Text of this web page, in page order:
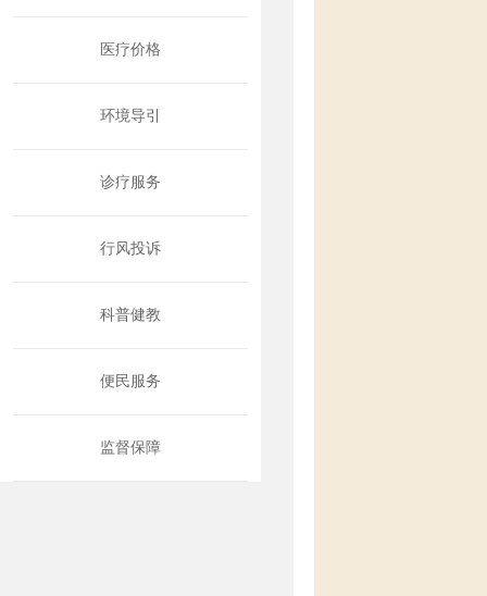
医疗价格
环境导引
诊疗服务
行风投诉
科普健教
便民服务
监督保障